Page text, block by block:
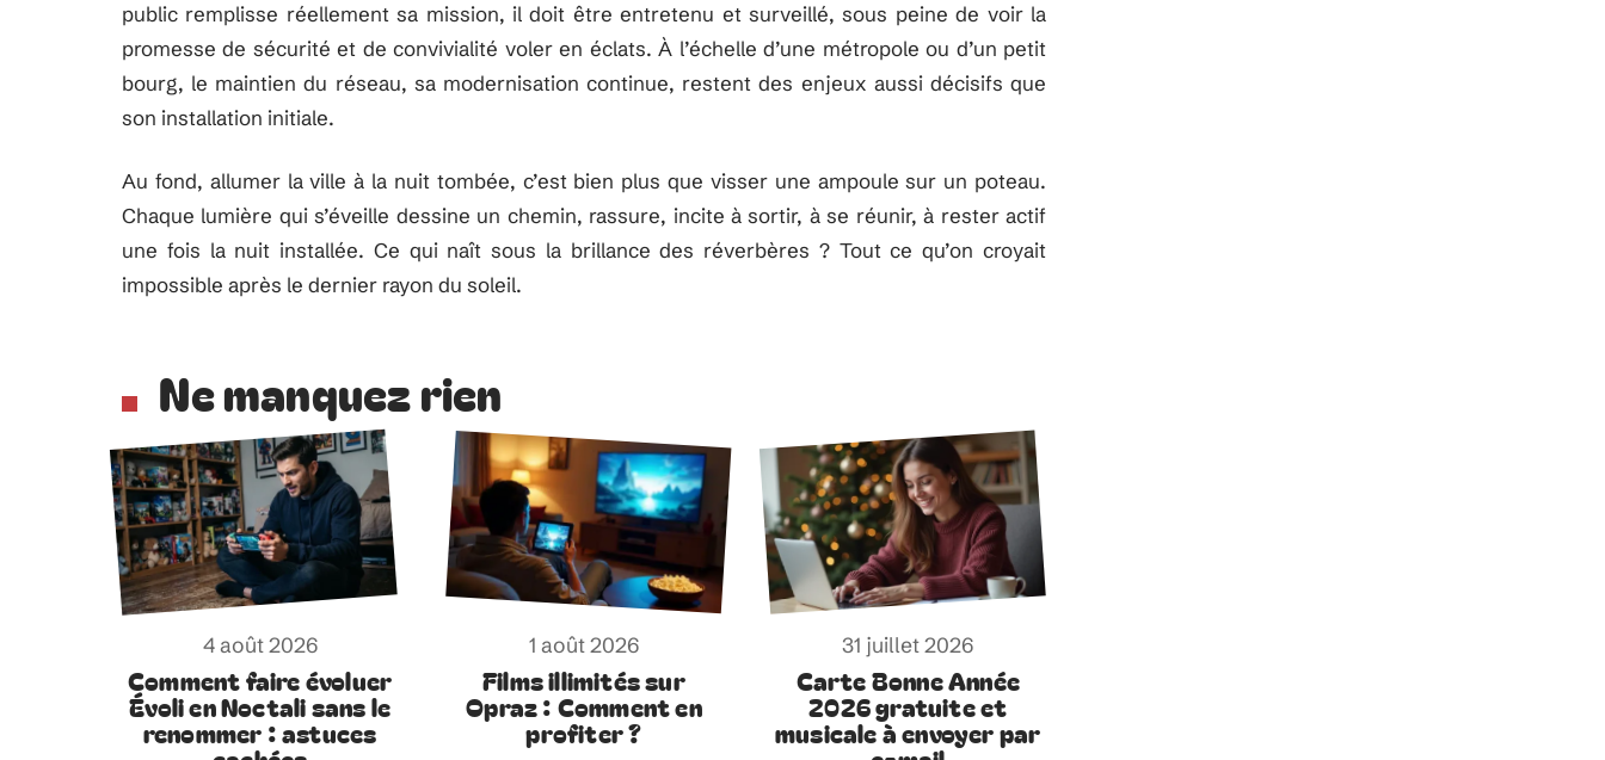
public remplisse réellement sa mission, il doit être entretenu et surveillé, sous peine de voir la
promesse de sécurité et de convivialité voler en éclats. À l’échelle d’une métropole ou d’un petit
bourg, le maintien du réseau, sa modernisation continue, restent des enjeux aussi décisifs que
son installation initiale.
Au fond, allumer la ville à la nuit tombée, c’est bien plus que visser une ampoule sur un poteau.
Chaque lumière qui s’éveille dessine un chemin, rassure, incite à sortir, à se réunir, à rester actif
une fois la nuit installée. Ce qui naît sous la brillance des réverbères ? Tout ce qu’on croyait
impossible après le dernier rayon du soleil.
Ne manquez rien
4 août 2026
Comment faire évoluer
Évoli en Noctali sans le
renommer : astuces
1 août 2026
Films illimités sur
Opraz : Comment en
profiter ?
31 juillet 2026
Carte Bonne Année
2026 gratuite et
musicale à envoyer par